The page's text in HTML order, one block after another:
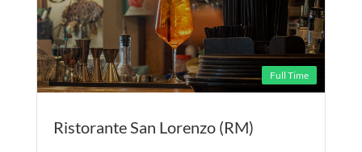
Full Time
Ristorante San Lorenzo (RM)